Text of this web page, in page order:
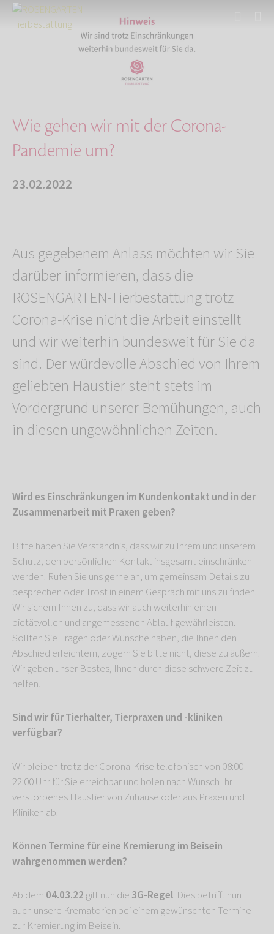
Aktuelles
Wie gehen wir mit der Corona-Pandemie um?
Wie gehen wir mit der Corona-
Pandemie um?
23.02.2022
Aus gegebenem Anlass möchten wir Sie
darüber informieren, dass die
ROSENGARTEN-Tierbestattung trotz
Corona-Krise nicht die Arbeit einstellt
und wir weiterhin bundesweit für Sie da
sind. Der würdevolle Abschied von Ihrem
geliebten Haustier steht stets im
Vordergrund unserer Bemühungen, auch
in diesen ungewöhnlichen Zeiten.
Wird es Einschränkungen im Kundenkontakt und in der
Zusammenarbeit mit Praxen geben?
Bitte haben Sie Verständnis, dass wir zu Ihrem und unserem
Schutz, den persönlichen Kontakt insgesamt einschränken
werden. Rufen Sie uns gerne an, um gemeinsam Details zu
besprechen oder Trost in einem Gespräch mit uns zu finden.
Wir sichern Ihnen zu, dass wir auch weiterhin einen
pietätvollen und angemessenen Ablauf gewährleisten.
Sollten Sie Fragen oder Wünsche haben, die Ihnen den
Abschied erleichtern, zögern Sie bitte nicht, diese zu äußern.
Wir geben unser Bestes, Ihnen durch diese schwere Zeit zu
helfen.
Sind wir für Tierhalter, Tierpraxen und -kliniken
verfügbar?
Wir bleiben trotz der Corona-Krise telefonisch von 08:00 –
22:00 Uhr für Sie erreichbar und holen nach Wunsch Ihr
verstorbenes Haustier von Zuhause oder aus Praxen und
Kliniken ab.
Können Termine für eine Kremierung im Beisein
wahrgenommen werden?
Ab dem 04.03.22 gilt nun die 3G-Regel. Dies betrifft nun
auch unsere Krematorien bei einem gewünschten Termine
zur Kremierung im Beisein.